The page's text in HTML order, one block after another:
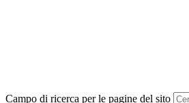
Campo di ricerca per le pagine del sito